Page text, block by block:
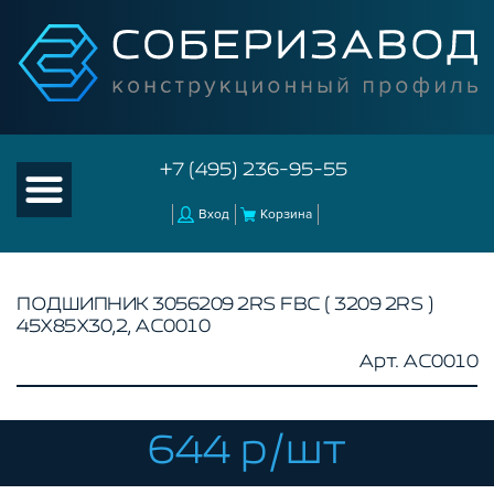
+7 (495) 236-95-55
Вход Корзина
КАТАЛОГ ТОВАРОВ
КОНСТРУКЦИОННЫЙ ПРОФИЛЬ
КОМПЛЕКТУЮЩИЕ К ЧПУ
АКСЕССУАРЫ ДЛЯ V-ПАЗА
ПОДШИПНИК 3056209 2RS FBC ( 3209 2RS )
45Х85Х30,2, AC0010
Арт. AC0010
644 р/шт